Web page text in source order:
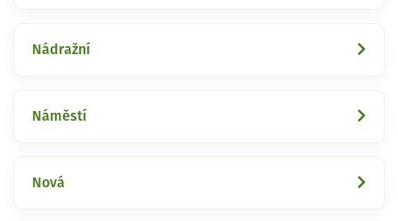
Nádražní
Náměstí
Nová